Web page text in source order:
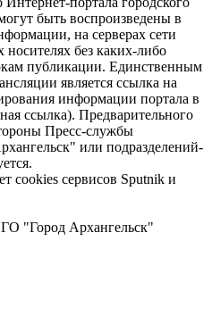
быть воспроизведены в
на серверах сети
без каких-либо
публикации. Единственным
является ссылка на
информации портала в
ссылка). Предварительного
Пресс-службы
или подразделений-
cookies сервисов Sputnik и
"Город Архангельск"